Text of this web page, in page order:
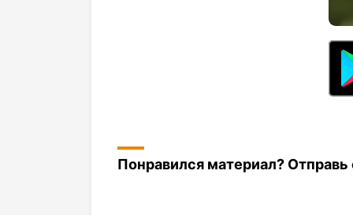
Понравился материал?